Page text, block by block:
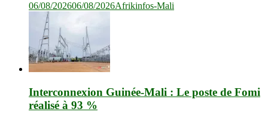
06/08/202606/08/2026Afrikinfos-Mali
Interconnexion Guinée-Mali : Le poste de Fomi
réalisé à 93 %